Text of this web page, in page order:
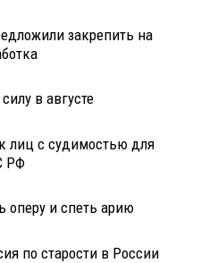
закрепить на
в августе
лиц с судимостью для
РФ
оперу и спеть арию
по старости в России